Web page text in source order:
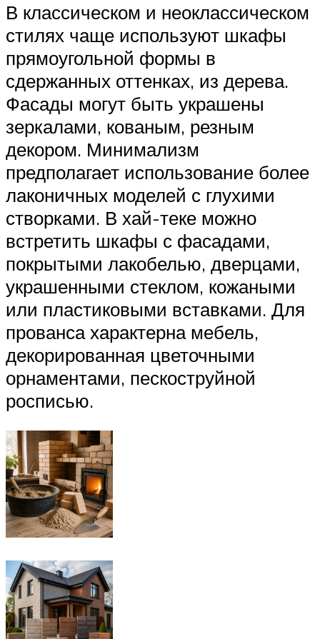
В классическом и неоклассическом
стилях чаще используют шкафы
прямоугольной формы в
сдержанных оттенках, из дерева.
Фасады могут быть украшены
зеркалами, кованым, резным
декором. Минимализм
предполагает использование более
лаконичных моделей с глухими
створками. В хай-теке можно
встретить шкафы с фасадами,
покрытыми лакобелью, дверцами,
украшенными стеклом, кожаными
или пластиковыми вставками. Для
прованса характерна мебель,
декорированная цветочными
орнаментами, пескоструйной
росписью.